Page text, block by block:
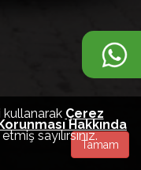
Çerez
Hakkında
sayılırsınız.
Tamam